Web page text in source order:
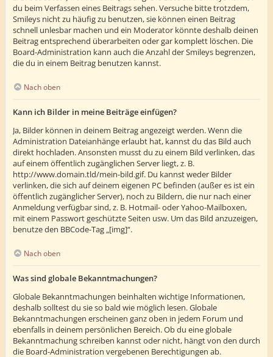
du beim Verfassen eines Beitrags sehen. Versuche bitte trotzdem,
Smileys nicht zu häufig zu benutzen, sie können einen Beitrag
schnell unlesbar machen und ein Moderator könnte deshalb deinen
Beitrag entsprechend überarbeiten oder gar komplett löschen. Die
Board-Administration kann auch die Anzahl der Smileys begrenzen,
die du in einem Beitrag benutzen kannst.
Nach oben
Kann ich Bilder in meine Beiträge einfügen?
Ja, Bilder können in deinem Beitrag angezeigt werden. Wenn die
Administration Dateianhänge erlaubt hat, kannst du das Bild auch
direkt hochladen. Ansonsten musst du zu einem Bild verlinken, das
auf einem öffentlich zugänglichen Server liegt, z. B.
http://www.domain.tld/mein-bild.gif. Du kannst weder Bilder
verlinken, die sich auf deinem eigenen PC befinden (außer es ist ein
öffentlich zugänglicher Server), noch zu Bildern, die nur nach einer
Anmeldung verfügbar sind, z. B. Hotmail- oder Yahoo-Mailboxen,
mit einem Passwort geschützte Seiten usw. Um das Bild anzuzeigen,
benutze den BBCode-Tag „[img]“.
Nach oben
Was sind globale Bekanntmachungen?
Globale Bekanntmachungen beinhalten wichtige Informationen,
deshalb solltest du sie so bald wie möglich lesen. Globale
Bekanntmachungen erscheinen ganz oben in jedem Forum und
ebenfalls in deinem persönlichen Bereich. Ob du eine globale
Bekanntmachung schreiben kannst oder nicht, hängt von den durch
die Board-Administration vergebenen Berechtigungen ab.